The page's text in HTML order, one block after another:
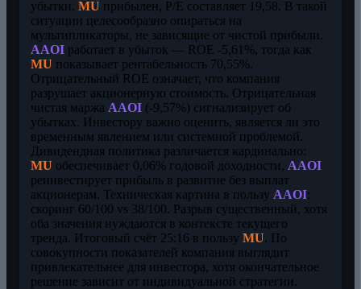
убытки. MU прибылен, P/E составляет 19,58. В такой
ситуации целесообразно опираться на
мультипликаторы, не зависящие от чистой прибыли.
AAOI работает в убыток — ROE -5,61%, тогда как
MU показывает рентабельность 70,55%.
Отрицательный ROE означает, что компания
разрушает акционерную стоимость. Отрицательная
чистая маржа AAOI (-9,57%) сигнализирует об
убытках. Инвестору важно оценить, является ли это
временным явлением или системной проблемой.
Дивидендная политика различается кардинально:
MU обеспечивает 0,06% годовой доходности, AAOI
реинвестирует прибыль в развитие без выплат
акционерам. Техническая картина в пользу AAOI:
скоринг 60/100 vs 38/100. Разрыв существенный, хотя
оба значения нуждаются в контексте текущего
тренда. Итоговый счёт 25:16 в пользу MU. По
совокупности показателей компания выглядит
привлекательнее для инвестора, хотя окончательное
решение зависит от индивидуальной стратегии.